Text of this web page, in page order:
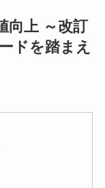
向上 ～改訂
ドを踏まえ